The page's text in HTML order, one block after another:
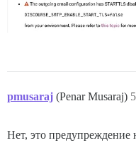
pmusaraj (Penar Musaraj) 5
Нет, это предупреждение